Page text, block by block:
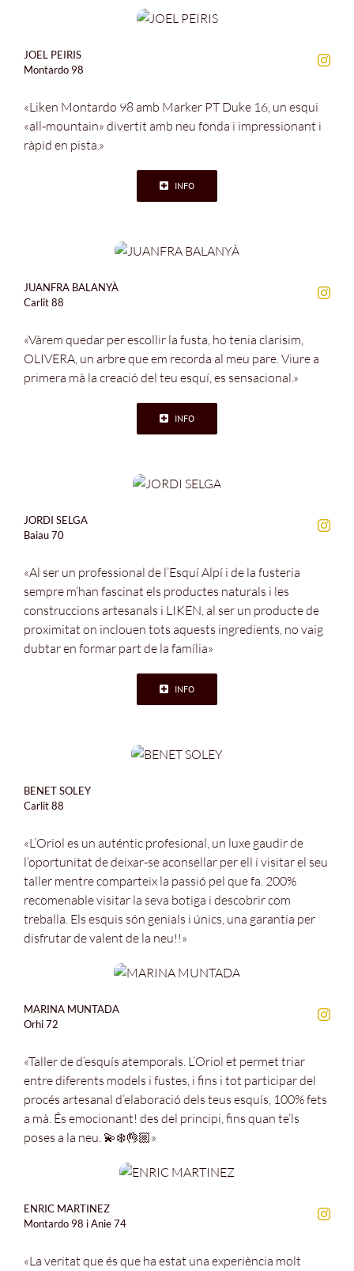
JOEL PEIRIS
Montardo 98
«Liken Montardo 98 amb Marker PT Duke 16, un esqui
«all-mountain» divertit amb neu fonda i impressionant i
ràpid en pista.»
INFO
JUANFRA BALANYÀ
Carlit 88
«Vàrem quedar per escollir la fusta, ho tenia clarisim,
OLIVERA, un arbre que em recorda al meu pare. Viure a
primera mà la creació del teu esquí, es sensacional.»
INFO
JORDI SELGA
Baiau 70
«Al ser un professional de l’Esquí Alpí i de la fusteria
sempre m’han fascinat els productes naturals i les
construccions artesanals i LIKEN, al ser un producte de
proximitat on inclouen tots aquests ingredients, no vaig
dubtar en formar part de la família»
INFO
BENET SOLEY
Carlit 88
«L’Oriol es un auténtic profesional, un luxe gaudir de
l’oportunitat de deixar-se aconsellar per ell i visitar el seu
taller mentre comparteix la passió pel que fa. 200%
recomenable visitar la seva botiga i descobrir com
treballa. Els esquis són genials i únics, una garantia per
disfrutar de valent de la neu!!»
MARINA MUNTADA
Orhi 72
«Taller de d’esquís atemporals. L’Oriol et permet triar
entre diferents models i fustes, i fins i tot participar del
procés artesanal d’elaboració dels teus esquís, 100% fets
a mà. És emocionant! des del principi, fins quan te’ls
poses a la neu. 💫❄️👌🏼»
ENRIC MARTINEZ
Montardo 98 i Anie 74
«La veritat que és que ha estat una experiència molt